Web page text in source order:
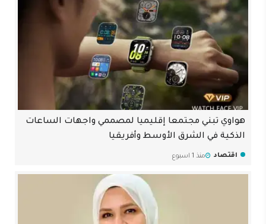
هواوي تبني مجتمعا إقليميا لمصممي واجهات الساعات
الذكية في الشرق الأوسط وأفريقيا
اقتصاد منذ 1 اسبوع